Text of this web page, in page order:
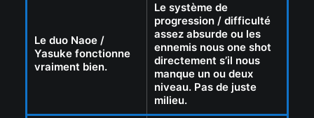
Le duo Naoe /
Yasuke fonctionne
vraiment bien.
Le système de
progression / difficulté
assez absurde ou les
ennemis nous one shot
directement s’il nous
manque un ou deux
niveau. Pas de juste
milieu.